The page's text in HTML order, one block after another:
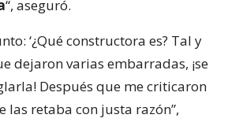
“, aseguró.
‘¿Qué constructora es? Tal y
dejaron varias embarradas, ¡se
Después que me criticaron
las retaba con justa razón”,